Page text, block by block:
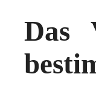
Das